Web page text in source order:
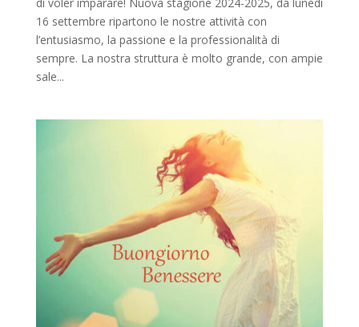
16 settembre ripartono le nostre attività con
l’entusiasmo, la passione e la professionalità di
sempre. La nostra struttura è molto grande, con ampie
sale...